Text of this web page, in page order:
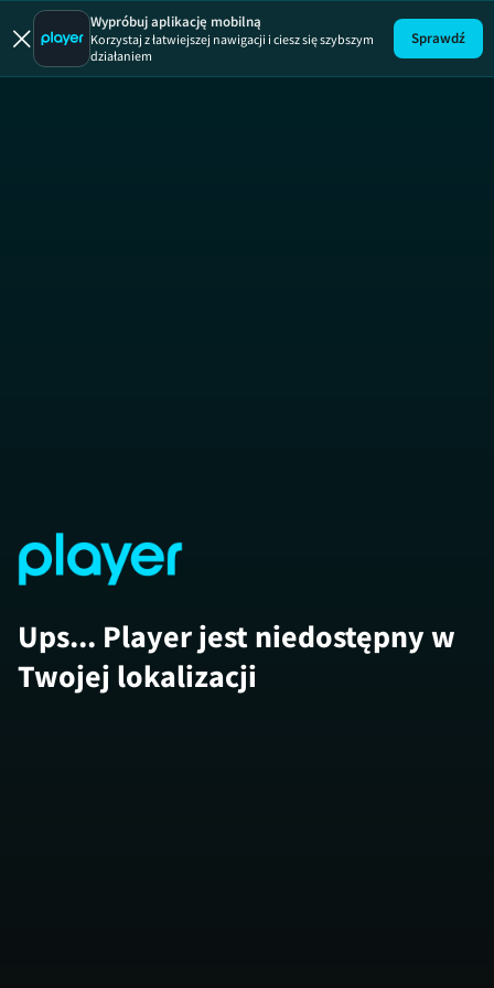
Wypróbuj aplikację mobilną
Korzystaj z łatwiejszej nawigacji i ciesz się szybszym
działaniem
Sprawdź
Ups... Player jest niedostępny w
Twojej lokalizacji